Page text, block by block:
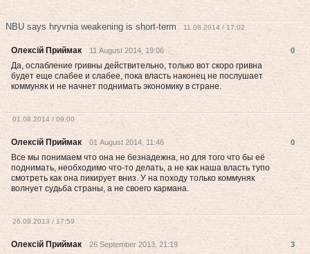
NBU says hryvnia weakening is short-term 11.08.2014 / 17:02
Олексій Приймак 11 August 2014, 19:06
Да, ослабление гривны действительно, только вот скоро гривна
будет еще слабее и слабее, пока власть наконец не послушает
коммуняк и не начнет поднимать экономику в стране.
0
01.08.2014 / 09:00
Олексій Приймак 01 August 2014, 11:46
Все мы понимаем что она не безнадежна, но для того что бы её
поднимать, необходимо что-то делать, а не как наша власть тупо
смотреть как она пикирует вниз. У на походу только коммуняк
волнует судьба страны, а не своего кармана.
0
26.09.2013 / 17:59
Олексій Приймак 26 September 2013, 21:19 3